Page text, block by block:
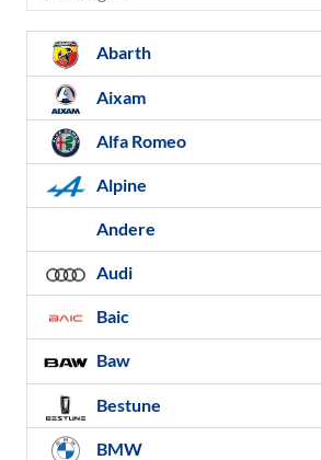
Abarth
Aixam
Alfa Romeo
Alpine
Andere
Audi
Baic
Baw
Bestune
BMW